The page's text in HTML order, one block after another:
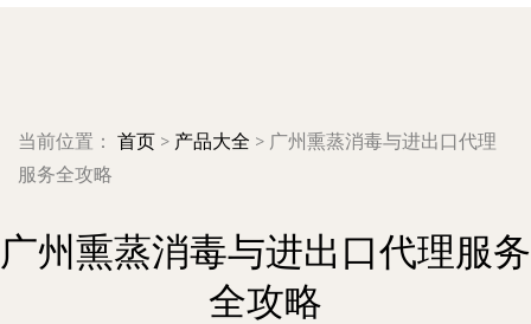
当前位置： 首页 > 产品大全 > 广州熏蒸消毒与进出口代理
服务全攻略
广州熏蒸消毒与进出口代理服务
全攻略